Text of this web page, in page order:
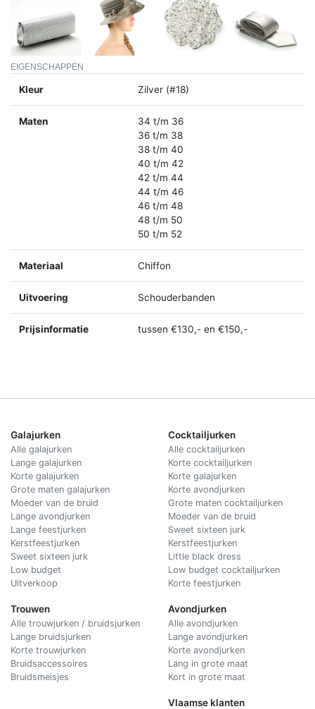
EIGENSCHAPPEN
Kleur Zilver (#18)
Maten
34 t/m 36
36 t/m 38
38 t/m 40
40 t/m 42
42 t/m 44
44 t/m 46
46 t/m 48
48 t/m 50
50 t/m 52
Materiaal Chiffon
Uitvoering Schouderbanden
Prijsinformatie tussen €130,- en €150,-
Galajurken
Alle galajurken
Lange galajurken
Korte galajurken
Grote maten galajurken
Moeder van de bruid
Lange avondjurken
Lange feestjurken
Kerstfeestjurken
Sweet sixteen jurk
Low budget
Uitverkoop
Trouwen
Alle trouwjurken / bruidsjurken
Lange bruidsjurken
Korte trouwjurken
Bruidsaccessoires
Bruidsmeisjes
Cocktailjurken
Alle cocktailjurken
Korte cocktailjurken
Korte galajurken
Korte avondjurken
Grote maten cocktailjurken
Moeder van de bruid
Sweet sixteen jurk
Kerstfeestjurken
Little black dress
Low budget cocktailjurken
Korte feestjurken
Avondjurken
Alle avondjurken
Lange avondjurken
Korte avondjurken
Lang in grote maat
Kort in grote maat
Vlaamse klanten